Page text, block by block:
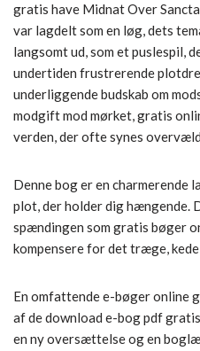
gratis have Midnat Over
var lagdelt som en løg, dets
langsomt ud, som et puslespil,
undertiden frustrerende
underliggende budskab om
modgift mod mørket, gratis
verden, der ofte synes
Denne bog er en
plot, der holder dig hængende.
spændingen som gratis bøger
kompensere for det træge,
En omfattende e-bøger online
af de download e-bog pdf
en ny oversættelse og en